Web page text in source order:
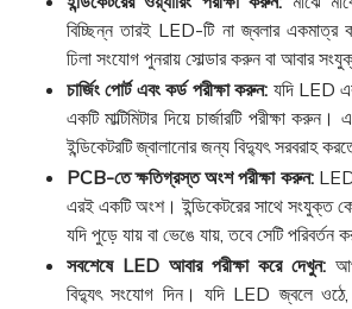
বিচ্ছিন্ন তারই LED-টি না জ্বলার একমাত্র
ঢিলা সংযোগ পুনরায় সোল্ডার করুন বা আবার
চার্জিং পোর্ট এবং কর্ড পরীক্ষা করুন: যদি LED
একটি মাল্টিমিটার দিয়ে চার্জারটি পরীক্ষা
ইন্ডিকেটরটি জ্বালানোর জন্য বিদ্যুৎ সরবরাহ
PCB-তে ক্ষতিগ্রস্ত অংশ পরীক্ষা করুন:LED
এরই একটি অংশ। ইন্ডিকেটরের সাথে সংযুক্ত
যদি পুড়ে যায় বা ভেঙে যায়, তবে সেটি পরিবর্তন
সবশেষে LED আবার পরীক্ষা করে দেখুন:
বিদ্যুৎ সংযোগ দিন। যদি LED জ্বলে